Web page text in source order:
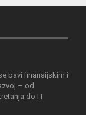
bavi finansijskim i
– od
do IT